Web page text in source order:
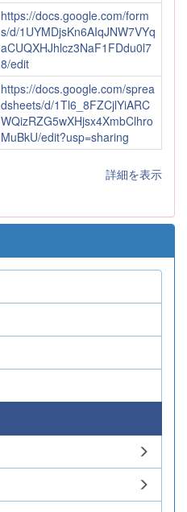
https://docs.google.com/form
s/d/1UYMDjsKn6AIqJNW7VYq
aCUQXHJhlcz3NaF1FDdu0l7
8/edit
https://docs.google.com/sprea
dsheets/d/1Tl6_8FZCjlYiARC
WQizRZG5wXHjsx4XmbClhro
MuBkU/edit?usp=sharing
詳細を表示